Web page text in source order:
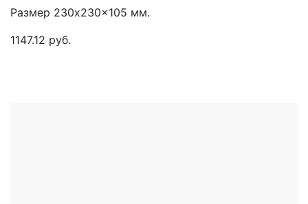
Размер 230x230x105 мм.
1147.12 руб.